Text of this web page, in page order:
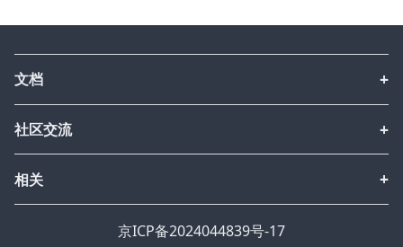
文档
社区交流
相关
京ICP备2024044839号-17